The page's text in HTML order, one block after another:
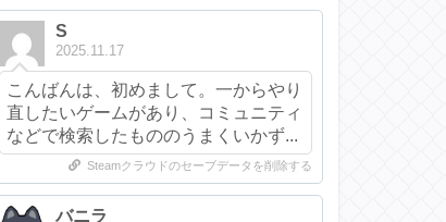
S
2025.11.17
こんばんは、初めまして。一からやり
直したいゲームがあり、コミュニティ
などで検索したもののうまくいかず...
Steamクラウドのセーブデータを削除する
バニラ